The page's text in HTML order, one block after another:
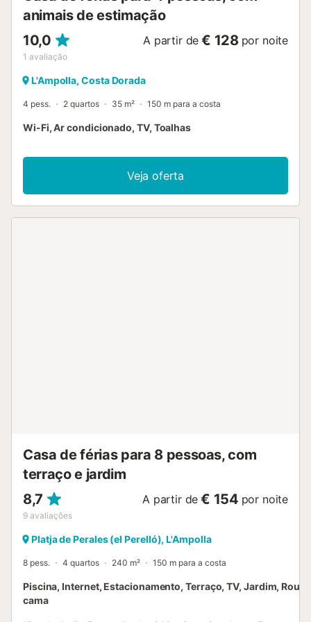
animais de estimação
10,0
1 avaliação
A partir de € 128 por noite
L'Ampolla, Costa Dorada
4 pess. 2 quartos 35 m² 150 m para a costa
Wi-Fi, Ar condicionado, TV, Toalhas
Veja oferta
Casa de férias para 8 pessoas, com
terraço e jardim
8,7
9 avaliações
A partir de € 154 por noite
Platja de Perales (el Perelló), L'Ampolla
8 pess. 4 quartos 240 m² 150 m para a costa
Piscina, Internet, Estacionamento, Terraço, TV, Jardim,
cama